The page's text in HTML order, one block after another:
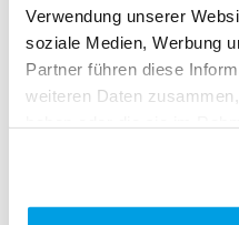
Verwendung unserer
soziale Medien, Werbung
Partner führen diese
weiteren Daten